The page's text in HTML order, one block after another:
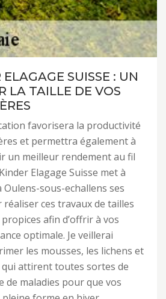
SUISSE : UN
LA TAILLE DE VOS
favorisera la productivité
et permettra également à
un meilleur rendement au fil
Elagage Suisse met à
sous-echallens ses
ces travaux de tailles
afin d’offrir à vos
optimale. Je veillerai
les mousses, les lichens et
qui attirent toutes sortes de
de maladies pour que vos